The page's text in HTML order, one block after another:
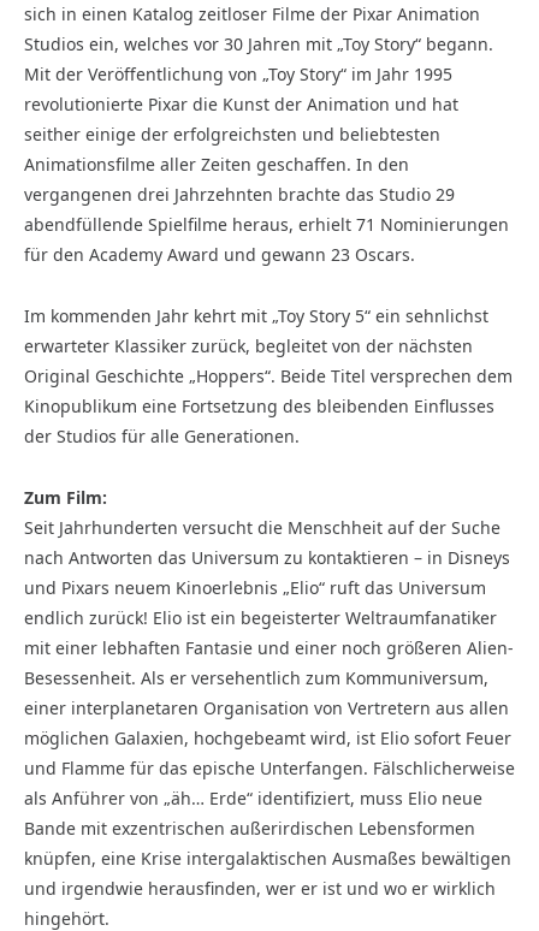
sich in einen Katalog zeitloser Filme der Pixar Animation
Studios ein, welches vor 30 Jahren mit „Toy Story“ begann.
Mit der Veröffentlichung von „Toy Story“ im Jahr 1995
revolutionierte Pixar die Kunst der Animation und hat
seither einige der erfolgreichsten und beliebtesten
Animationsfilme aller Zeiten geschaffen. In den
vergangenen drei Jahrzehnten brachte das Studio 29
abendfüllende Spielfilme heraus, erhielt 71 Nominierungen
für den Academy Award und gewann 23 Oscars.
Im kommenden Jahr kehrt mit „Toy Story 5“ ein sehnlichst
erwarteter Klassiker zurück, begleitet von der nächsten
Original Geschichte „Hoppers“. Beide Titel versprechen dem
Kinopublikum eine Fortsetzung des bleibenden Einflusses
der Studios für alle Generationen.
Zum Film:
Seit Jahrhunderten versucht die Menschheit auf der Suche
nach Antworten das Universum zu kontaktieren – in Disneys
und Pixars neuem Kinoerlebnis „Elio“ ruft das Universum
endlich zurück! Elio ist ein begeisterter Weltraumfanatiker
mit einer lebhaften Fantasie und einer noch größeren Alien-
Besessenheit. Als er versehentlich zum Kommuniversum,
einer interplanetaren Organisation von Vertretern aus allen
möglichen Galaxien, hochgebeamt wird, ist Elio sofort Feuer
und Flamme für das epische Unterfangen. Fälschlicherweise
als Anführer von „äh… Erde“ identifiziert, muss Elio neue
Bande mit exzentrischen außerirdischen Lebensformen
knüpfen, eine Krise intergalaktischen Ausmaßes bewältigen
und irgendwie herausfinden, wer er ist und wo er wirklich
hingehört.